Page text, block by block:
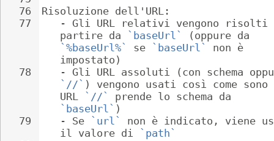
76
77
78
79
Risoluzione dell'URL:
   -
Gli URL relativi vengono
partire da
`baseUrl`
(oppure da
`%baseUrl%`
se `baseUrl`
non è
impostato)
   -
Gli URL assoluti (con schema
`//` ) vengono usati così come
URL
`//`
prende lo schema da
`baseUrl` )
   -
Se `url`
non è indicato, viene
il valore di
`path`